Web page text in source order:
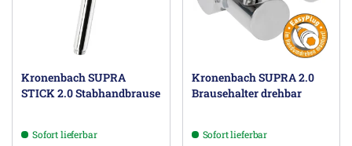
Kronenbach SUPRA
STICK 2.0 Stabhandbrause
Sofort lieferbar
Kronenbach SUPRA 2.0
Brausehalter drehbar
Sofort lieferbar